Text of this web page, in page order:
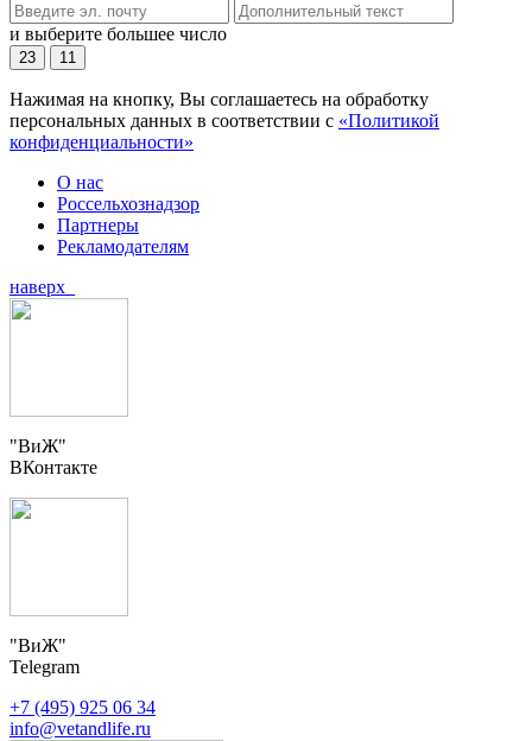
и выберите большее число
23 11
Нажимая на кнопку, Вы соглашаетесь на обработку
персональных данных в соответствии с «Политикой
конфиденциальности»
О нас
Россельхознадзор
Партнеры
Рекламодателям
наверх
"ВиЖ"
ВКонтакте
"ВиЖ"
Telegram
+7 (495) 925 06 34
info@vetandlife.ru